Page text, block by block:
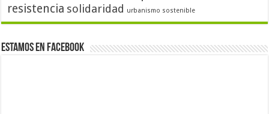
resistencia solidaridad urbanismo sostenible
Estamos en Facebook